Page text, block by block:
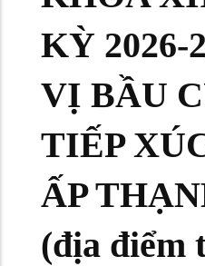
KỲ 2026-
VỊ BẦU
TIẾP
ẤP
(địa điểm